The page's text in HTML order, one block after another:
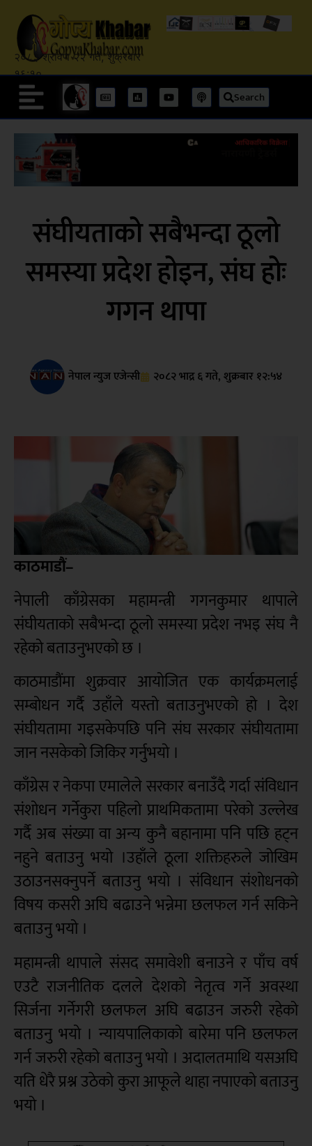
२०८३ श्रावण २२ गते, शुक्रबार
१६:१०
Search
संघीयताको सबैभन्दा ठूलो
समस्या प्रदेश होइन, संघ होः
गगन थापा
नेपाल न्युज एजेन्सी २०८२ भाद्र ६ गते, शुक्रबार १२:५४
काठमाडौं–
नेपाली काँग्रेसका महामन्त्री गगनकुमार थापाले
संघीयताको सबैभन्दा ठूलो समस्या प्रदेश नभइ संघ नै
रहेको बताउनुभएको छ ।
काठमाडौंमा शुक्रवार आयोजित एक कार्यक्रमलाई
सम्बोधन गर्दै उहाँले यस्तो बताउनुभएको हो । देश
संघीयतामा गइसकेपछि पनि संघ सरकार संघीयतामा
जान नसकेको जिकिर गर्नुभयो ।
काँग्रेस र नेकपा एमालेले सरकार बनाउँदै गर्दा संविधान
संशोधन गर्नेकुरा पहिलो प्राथमिकतामा परेको उल्लेख
गर्दै अब संख्या वा अन्य कुनै बहानामा पनि पछि हट्न
नहुने बताउनु भयो ।उहाँले ठूला शक्तिहरुले जोखिम
उठाउनसक्नुपर्ने बताउनु भयो । संविधान संशोधनको
विषय कसरी अघि बढाउने भन्नेमा छलफल गर्न सकिने
बताउनु भयो ।
महामन्त्री थापाले संसद समावेशी बनाउने र पाँच वर्ष
एउटै राजनीतिक दलले देशको नेतृत्व गर्ने अवस्था
सिर्जना गर्नेगरी छलफल अघि बढाउन जरुरी रहेको
बताउनु भयो । न्यायपालिकाको बारेमा पनि छलफल
गर्न जरुरी रहेको बताउनु भयो । अदालतमाथि यसअघि
यति धेरै प्रश्न उठेको कुरा आफूले थाहा नपाएको बताउनु
भयो ।